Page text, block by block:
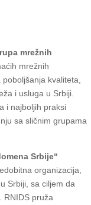
mrežnih
mrežnih
kvaliteta,
i usluga u Srbiji.
i najboljih praksi
sa sličnim grupama
Srbije“
organizacija,
Srbiji, sa ciljem da
RNIDS pruža